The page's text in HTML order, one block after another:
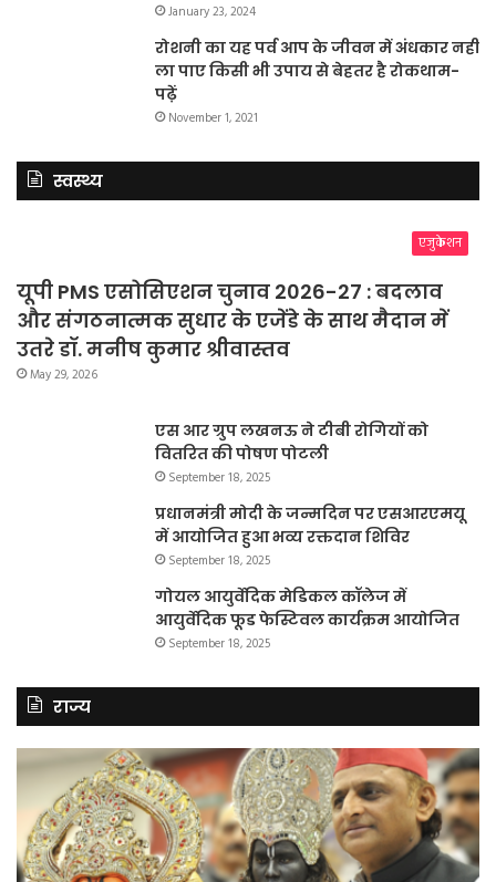
January 23, 2024
रोशनी का यह पर्व आप के जीवन में अंधकार नहीं
ला पाए किसी भी उपाय से बेहतर है रोकथाम-
पढ़ें
November 1, 2021
स्वस्थ्य
एजुकेशन
यूपी PMS एसोसिएशन चुनाव 2026-27 : बदलाव
और संगठनात्मक सुधार के एजेंडे के साथ मैदान में
उतरे डॉ. मनीष कुमार श्रीवास्तव
May 29, 2026
एस आर ग्रुप लखनऊ ने टीबी रोगियों को
वितरित की पोषण पोटली
September 18, 2025
प्रधानमंत्री मोदी के जन्मदिन पर एसआरएमयू
में आयोजित हुआ भव्य रक्तदान शिविर
September 18, 2025
गोयल आयुर्वेदिक मेडिकल कॉलेज में
आयुर्वेदिक फूड फेस्टिवल कार्यक्रम आयोजित
September 18, 2025
राज्य